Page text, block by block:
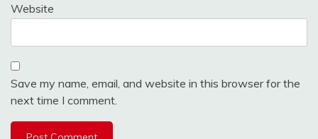
Website
Save my name, email, and website in this browser for the
next time I comment.